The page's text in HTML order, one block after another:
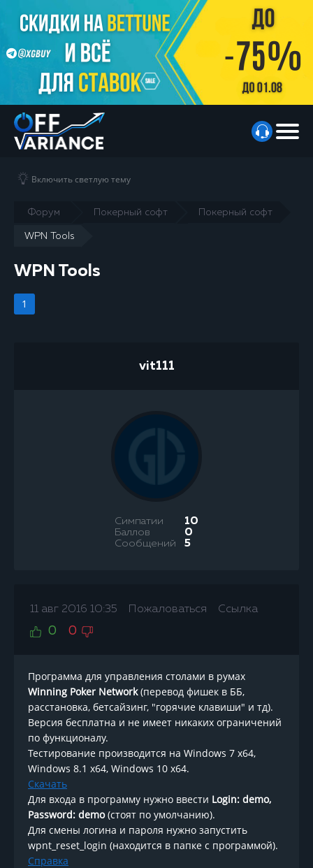
Форум Покерный софт Покерный софт
WPN Tools
Включить светлую тему
WPN Tools
1
vit111
Симпатии 10
Баллов 0
Сообщений 5
11 авг 2016 10:35 Пожаловаться Ссылка
0 0
Программа для управления столами в румах
Winning Poker Network(перевод фишек в ББ,
расстановка, бетсайзинг, "горячие клавиши" и тд).
Версия бесплатна и не имеет никаких ограничений
по функционалу.
Тестирование производится на Windows 7 x64,
Windows 8.1 x64, Windows 10 x64.
Скачать
Для входа в программу нужно ввести Login: demo,
Password: demo(стоят по умолчанию).
Для смены логина и пароля нужно запустить
wpnt_reset_login (находится в папке с программой).
Справка